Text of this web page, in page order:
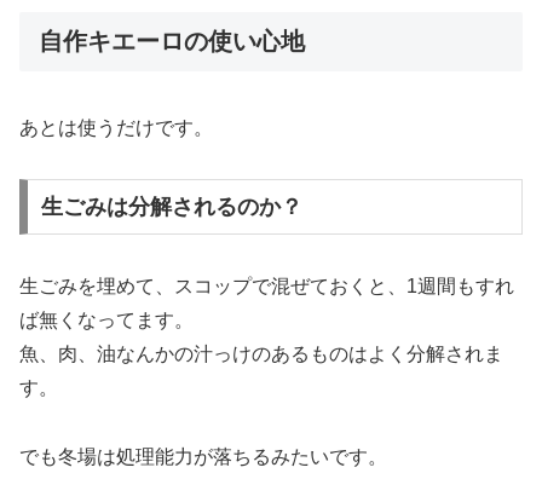
自作キエーロの使い心地
あとは使うだけです。
生ごみは分解されるのか？
生ごみを埋めて、スコップで混ぜておくと、1週間もすれ
ば無くなってます。
魚、肉、油なんかの汁っけのあるものはよく分解されま
す。
でも冬場は処理能力が落ちるみたいです。